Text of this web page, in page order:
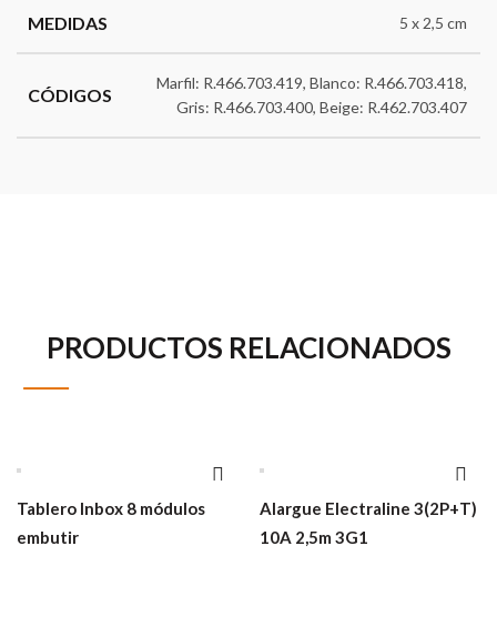
MEDIDAS 5 x 2,5 cm
CÓDIGOS
Marfil: R.466.703.419, Blanco: R.466.703.418,
Gris: R.466.703.400, Beige: R.462.703.407
PRODUCTOS RELACIONADOS
Tablero Inbox 8 módulos
embutir
Alargue Electraline 3(2P+T)
10A 2,5m 3G1